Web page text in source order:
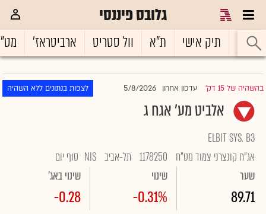
גלובס פיננסי
ראשי תיק אישי ת"א וול סטריט ארביטראז'
בהשהיה של 15 דק' |עדכון אחרון 5/8/2026 לצפות בנתונים ללא השהיה
אלביט מע' אגח ג
ELBIT SYS. B3
אג"ח קונצרני צמוד מט"ח
1178250 תל-אביב NIS סוף יום
שער
89.71
שינוי
-0.31%
שינוי באג'
-0.28